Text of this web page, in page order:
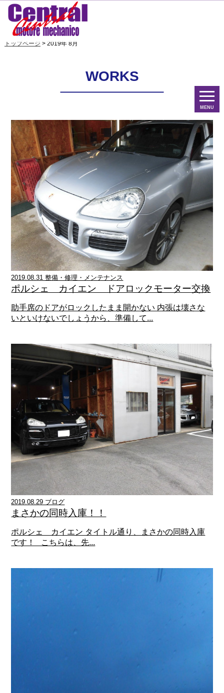
MENU
トップページ > 2019年 8月
WORKS
2019.08.31 整備・修理・メンテナンス
ポルシェ カイエン ドアロックモーター交換
助手席のドアがロックしたまま開かない 内張は壊さな
いといけないでしょうから、準備して...
2019.08.29 ブログ
まさかの同時入庫！！
ポルシェ カイエン タイトル通り、まさかの同時入庫
です！ こちらは、先...